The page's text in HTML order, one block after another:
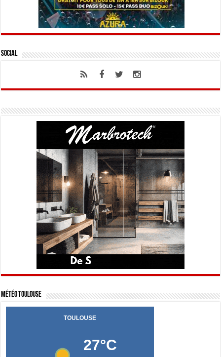
Social
Météo Toulouse